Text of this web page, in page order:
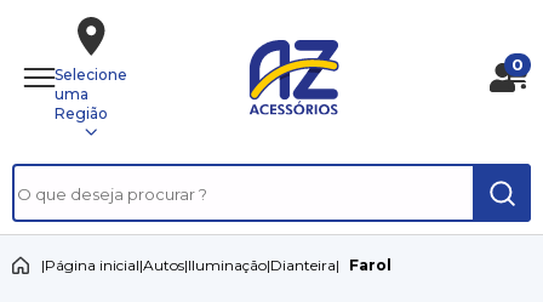
Selecione
uma
Região
0
|Página inicial|Autos|Iluminação|Dianteira| Farol